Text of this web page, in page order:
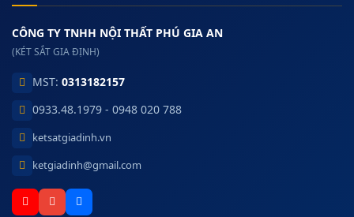
CÔNG TY TNHH NỘI THẤT PHÚ GIA AN
(KÉT SẮT GIA ĐỊNH)
MST: 0313182157
0933.48.1979 - 0948 020 788
ketsatgiadinh.vn
ketgiadinh@gmail.com